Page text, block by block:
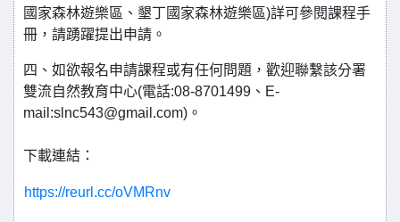
國家森林遊樂區、墾丁國家森林遊樂區)詳可參閱課程手
冊，請踴躍提出申請。
四、如欲報名申請課程或有任何問題，歡迎聯繫該分署
雙流自然教育中心(電話:08-8701499、E-
mail:slnc543@gmail.com)。
下載連結：
https://reurl.cc/oVMRnv